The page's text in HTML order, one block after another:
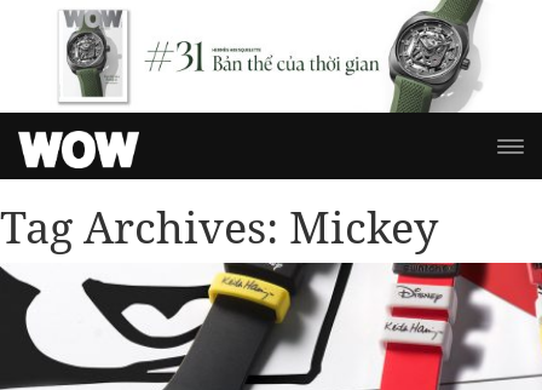
Tag Archives: Mickey